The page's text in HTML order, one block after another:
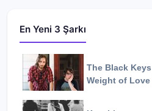
En Yeni 3 Şarkı
The Black Keys
Weight of Love